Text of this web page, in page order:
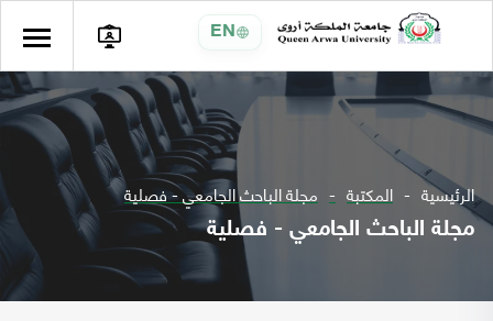
EN
الرئيسية المكتبة مجلة الباحث الجامعي - فصلية
مجلة الباحث الجامعي - فصلية